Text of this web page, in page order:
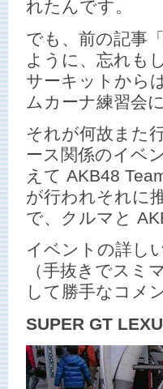
れたんです。
でも、前の記事「
ように、忘れも
サーキットから
ムカーナ練習会
それが何故また
ース関係のイベ
えて AKB48
が行われそれに
で、クルマと
イベントの詳し
（手抜きでスミ
して勝手なコメ
SUPER GT